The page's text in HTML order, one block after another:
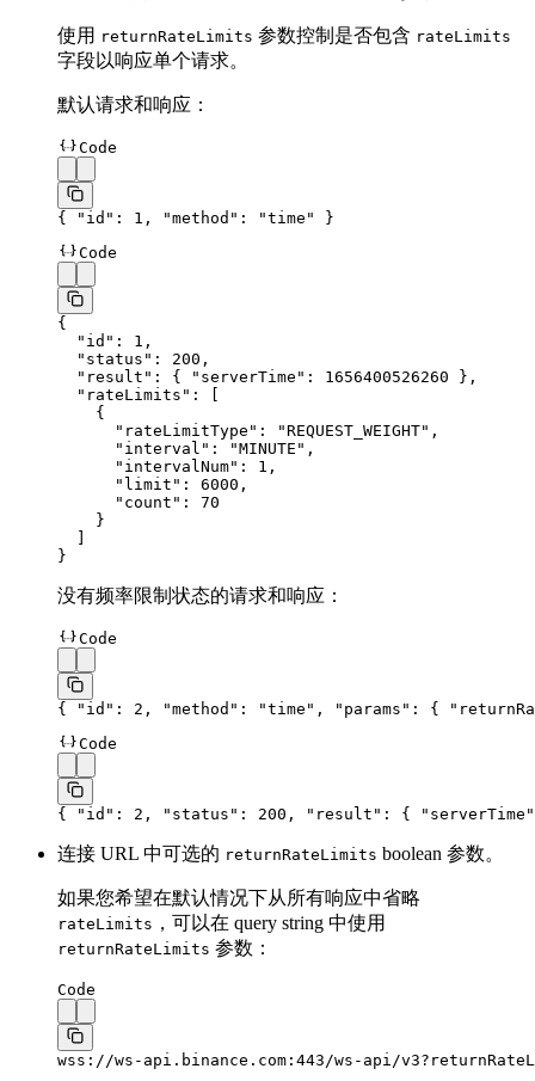
使用 returnRateLimits 参数控制是否包含 rateLimits
字段以响应单个请求。
默认请求和响应：
Code
{ "id" : 1 , "method" : "time"
}
Code
{
  "id"
: 1 ,
  "status"
: 200 ,
  "result"
: { "serverTime" : 1656400526260 },
  "rateLimits"
: [
    {
      "rateLimitType"
: "REQUEST_WEIGHT" ,
      "interval"
: "MINUTE" ,
      "intervalNum"
: 1 ,
      "limit"
: 6000 ,
      "count"
: 70
    }
}
没有频率限制状态的请求和响应：
Code
{ "id" : 2 , "method" : "time" , "params" : {
Code
{ "id" : 2 , "status" : 200 , "result" : { "serverTime"
连接 URL 中可选的 returnRateLimits boolean 参数。
如果您希望在默认情况下从所有响应中省略
rateLimits ，可以在 query string 中使用
returnRateLimits 参数：
Code
wss://ws-api.binance.com:443/ws-api/